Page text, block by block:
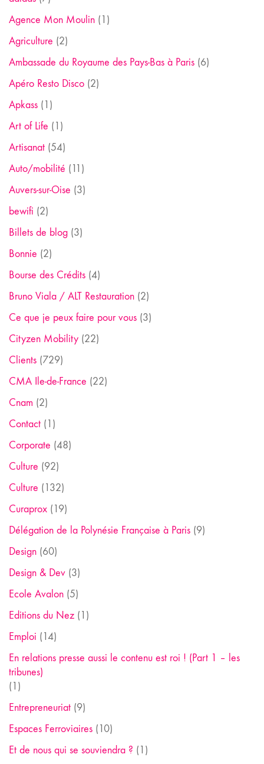
Agence Mon Moulin (1)
Agriculture (2)
Ambassade du Royaume des Pays-Bas à Paris (6)
Apéro Resto Disco (2)
Apkass (1)
Art of Life (1)
Artisanat (54)
Auto/mobilité (11)
Auvers-sur-Oise (3)
bewifi (2)
Billets de blog (3)
Bonnie (2)
Bourse des Crédits (4)
Bruno Viala / ALT Restauration (2)
Ce que je peux faire pour vous (3)
Cityzen Mobility (22)
Clients (729)
CMA Ile-de-France (22)
Cnam (2)
Contact (1)
Corporate (48)
Culture (92)
Culture (132)
Curaprox (19)
Délégation de la Polynésie Française à Paris (9)
Design (60)
Design & Dev (3)
Ecole Avalon (5)
Editions du Nez (1)
Emploi (14)
En relations presse aussi le contenu est roi ! (Part 1 – les
tribunes)
(1)
Entrepreneuriat (9)
Espaces Ferroviaires (10)
Et de nous qui se souviendra ? (1)